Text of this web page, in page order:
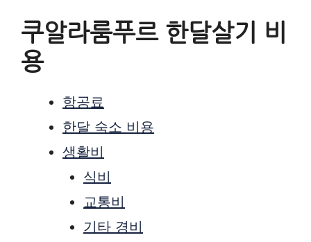
쿠알라룸푸르 한달살기 비
용
항공료
한달 숙소 비용
생활비
식비
교통비
기타 경비